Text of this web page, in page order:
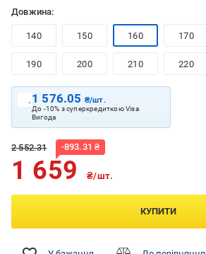
Довжина:
140 150 160 170
190 200 210 220
1 576.05 ₴/шт.
До -10% з суперкредиткою Visa
Вигода
2 552.31 -893.31 ₴
1 659 ₴/шт.
КУПИТИ